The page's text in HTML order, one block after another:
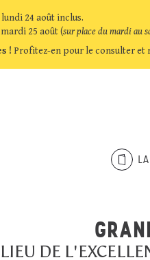
24 août inclus.
25 août (sur place du mardi au
! Profitez-en pour le consulter et
DE